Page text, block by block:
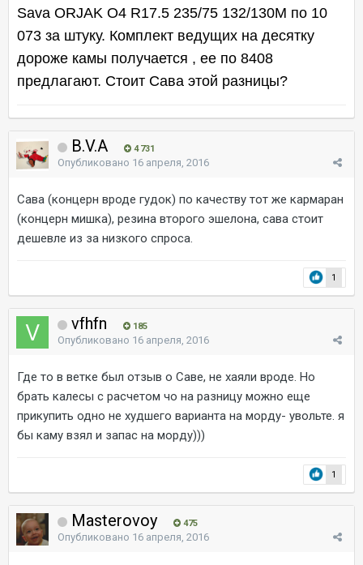
Sava ORJAK O4 R17.5 235/75 132/130M по 10
073 за штуку. Комплект ведущих на десятку
дороже камы получается , ее по 8408
предлагают. Стоит Сава этой разницы?
B.V.A 4 731
Опубликовано 16 апреля, 2016
Сава (концерн вроде гудок) по качеству тот же кармаран
(концерн мишка), резина второго эшелона, сава стоит
дешевле из за низкого спроса.
1
vfhfn 185
Опубликовано 16 апреля, 2016
Где то в ветке был отзыв о Саве, не хаяли вроде. Но
брать калесы с расчетом чо на разницу можно еще
прикупить одно не худшего варианта на морду- увольте. я
бы каму взял и запас на морду)))
1
Masterovoy 475
Опубликовано 16 апреля, 2016